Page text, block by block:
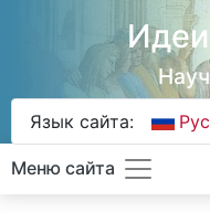
Язык сайта:
Меню сайта